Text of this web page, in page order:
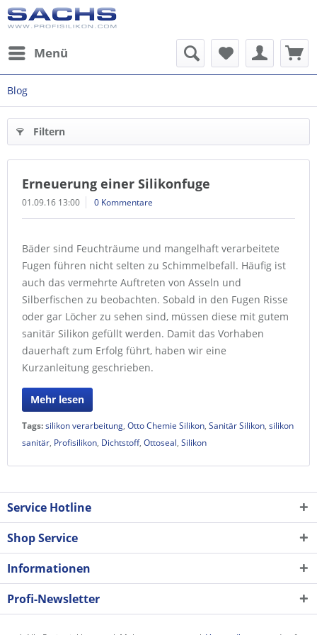
Menü
Blog
Filtern
Erneuerung einer Silikonfuge
01.09.16 13:00 0 Kommentare
Bäder sind Feuchträume und mangelhaft verarbeitete
Fugen führen nicht selten zu Schimmelbefall. Häufig ist
auch das vermehrte Auftreten von Asseln und
Silberfischen zu beobachten. Sobald in den Fugen Risse
oder gar Löcher zu sehen sind, müssen diese mit gutem
sanitär Silikon gefüllt werden. Damit das Vorhaben
dauerhaft zum Erfolg führt, haben wir eine
Kurzanleitung geschrieben.
Mehr lesen
Tags:silikon verarbeitung, Otto Chemie Silikon, Sanitär Silikon, silikon
sanitär, Profisilikon, Dichtstoff, Ottoseal, Silikon
Service Hotline
Shop Service
Informationen
Profi-Newsletter